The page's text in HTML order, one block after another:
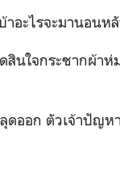
าอะไรจะมานอน
สินใจกระชากผ้า
ออก ตัวเจ้าปัญห